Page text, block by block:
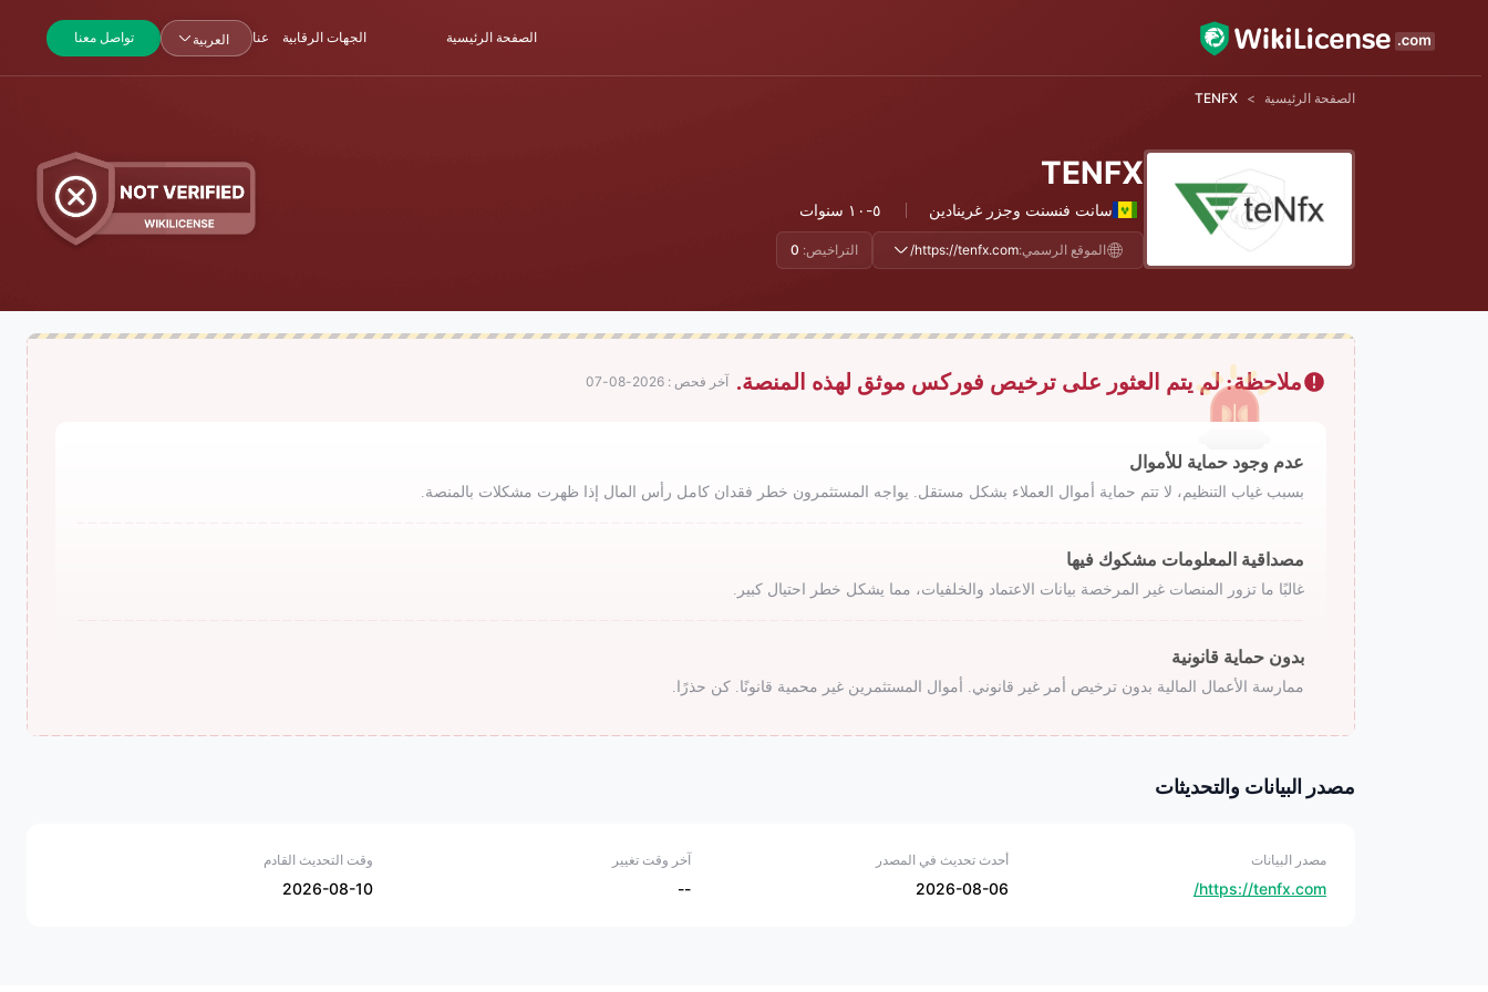
الصفحة الرئيسية الجهات الرقابية عنا العربية تواصل معنا
الصفحة الرئيسية >
TENFX
TENFX
سانت فنسنت وجزر غرينادين ٥-١٠ سنوات
الموقع الرسمي:https://tenfx.com/ التراخيص: 0
ملاحظة: لم يتم العثور على ترخيص فوركس موثق لهذه المنصة. آخر فحص : 2026-08-07
عدم وجود حماية للأموال
بسبب غياب التنظيم، لا تتم حماية أموال العملاء بشكل مستقل. يواجه المستثمرون خطر فقدان كامل رأس المال إذا ظهرت مشكلات بالمنصة.
مصداقية المعلومات مشكوك فيها
غالبًا ما تزور المنصات غير المرخصة بيانات الاعتماد والخلفيات، مما يشكل خطر احتيال كبير.
بدون حماية قانونية
ممارسة الأعمال المالية بدون ترخيص أمر غير قانوني. أموال المستثمرين غير محمية قانونًا. كن حذرًا.
مصدر البيانات والتحديثات
مصدر البيانات
https://tenfx.com/
أحدث تحديث في المصدر
2026-08-06
آخر وقت تغيير
--
وقت التحديث القادم
2026-08-10